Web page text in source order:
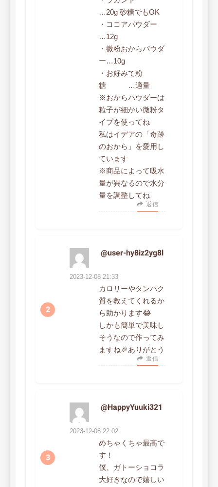
…20g 砂糖でもOK
・ココアパウダー
…12g
・微粉おからパウダ
ー…10g
・お好みで粉
糖 …適量
※​おからパウダーは
粒子が細かい微粉タ
イプを使ってね
私はイデアの「奇跡
のおから」を愛用し
ています
※商品によって吸水
量が異なるので水分
量を調整してね
返信
@user-hy8iz2yg8l
より:
2023-12-08 21:33
カロリーやタンパク
質を教えてくれるか
ら助かります😂
しかも簡単で美味し
そうなので作ってみ
ますね🎉ありがとう
返信
@HappyYuuki321
より:
2023-12-08 22:02
めちゃくちゃ最高で
す！
僕、ガトーショコラ
大好きなので嬉しい